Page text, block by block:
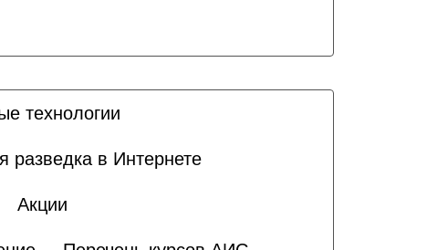
технологии
разведка в Интернете
Акции